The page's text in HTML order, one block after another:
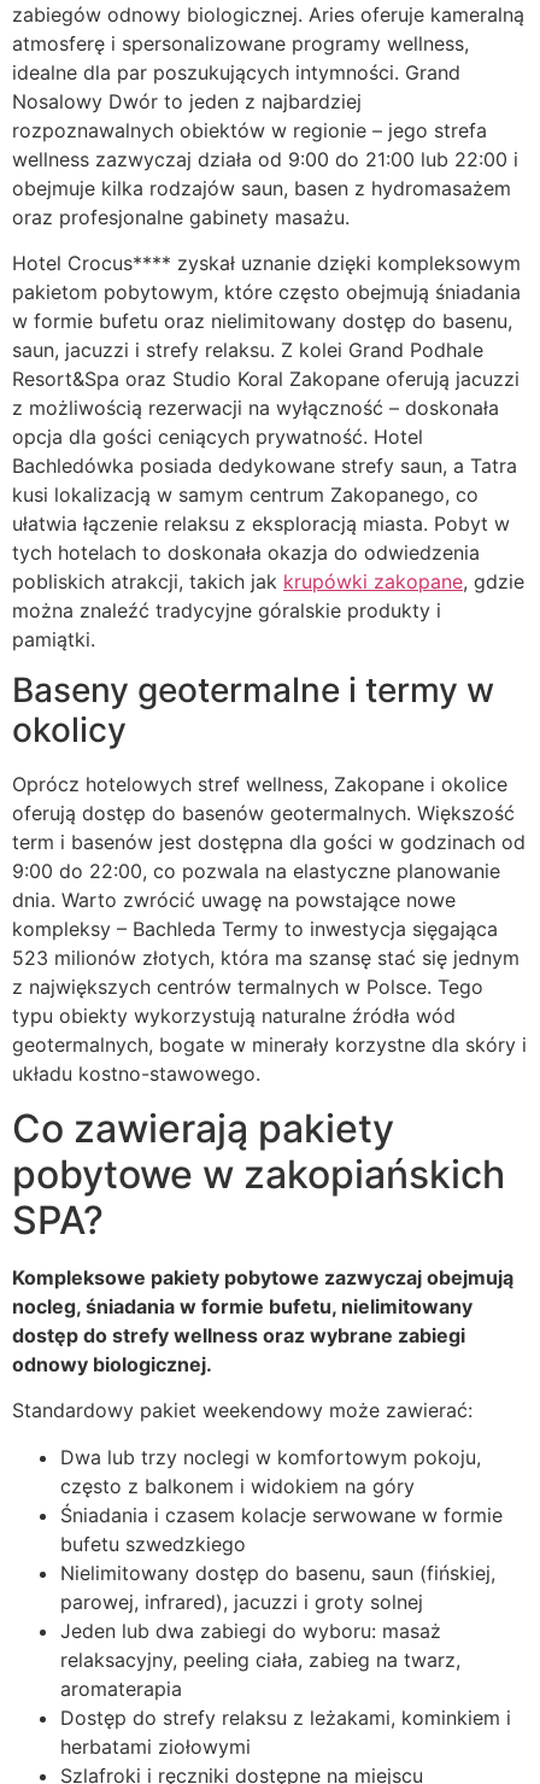
zabiegów odnowy biologicznej. Aries oferuje kameralną
atmosferę i spersonalizowane programy wellness,
idealne dla par poszukujących intymności. Grand
Nosalowy Dwór to jeden z najbardziej
rozpoznawalnych obiektów w regionie – jego strefa
wellness zazwyczaj działa od 9:00 do 21:00 lub 22:00 i
obejmuje kilka rodzajów saun, basen z hydromasażem
oraz profesjonalne gabinety masażu.
Hotel Crocus**** zyskał uznanie dzięki kompleksowym
pakietom pobytowym, które często obejmują śniadania
w formie bufetu oraz nielimitowany dostęp do basenu,
saun, jacuzzi i strefy relaksu. Z kolei Grand Podhale
Resort&Spa oraz Studio Koral Zakopane oferują jacuzzi
z możliwością rezerwacji na wyłączność – doskonała
opcja dla gości ceniących prywatność. Hotel
Bachledówka posiada dedykowane strefy saun, a Tatra
kusi lokalizacją w samym centrum Zakopanego, co
ułatwia łączenie relaksu z eksploracją miasta. Pobyt w
tych hotelach to doskonała okazja do odwiedzenia
pobliskich atrakcji, takich jak krupówki zakopane, gdzie
można znaleźć tradycyjne góralskie produkty i
pamiątki.
Baseny geotermalne i termy w
okolicy
Oprócz hotelowych stref wellness, Zakopane i okolice
oferują dostęp do basenów geotermalnych. Większość
term i basenów jest dostępna dla gości w godzinach od
9:00 do 22:00, co pozwala na elastyczne planowanie
dnia. Warto zwrócić uwagę na powstające nowe
kompleksy – Bachleda Termy to inwestycja sięgająca
523 milionów złotych, która ma szansę stać się jednym
z największych centrów termalnych w Polsce. Tego
typu obiekty wykorzystują naturalne źródła wód
geotermalnych, bogate w minerały korzystne dla skóry i
układu kostno-stawowego.
Co zawierają pakiety
pobytowe w zakopiańskich
SPA?
Kompleksowe pakiety pobytowe zazwyczaj obejmują
nocleg, śniadania w formie bufetu, nielimitowany
dostęp do strefy wellness oraz wybrane zabiegi
odnowy biologicznej.
Standardowy pakiet weekendowy może zawierać:
Dwa lub trzy noclegi w komfortowym pokoju,
często z balkonem i widokiem na góry
Śniadania i czasem kolacje serwowane w formie
bufetu szwedzkiego
Nielimitowany dostęp do basenu, saun (fińskiej,
parowej, infrared), jacuzzi i groty solnej
Jeden lub dwa zabiegi do wyboru: masaż
relaksacyjny, peeling ciała, zabieg na twarz,
aromaterapia
Dostęp do strefy relaksu z leżakami, kominkiem i
herbatami ziołowymi
Szlafroki i ręczniki dostępne na miejscu